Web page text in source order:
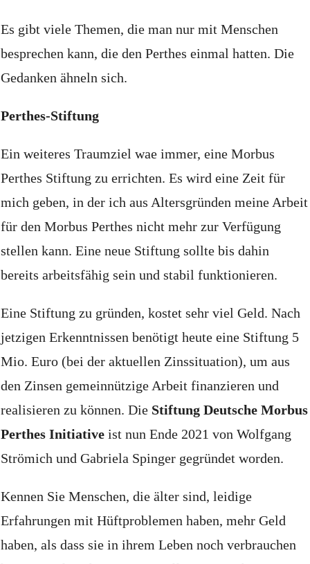
Es gibt viele Themen, die man nur mit Menschen
besprechen kann, die den Perthes einmal hatten. Die
Gedanken ähneln sich.
Perthes-Stiftung
Ein weiteres Traumziel wae immer, eine Morbus
Perthes Stiftung zu errichten. Es wird eine Zeit für
mich geben, in der ich aus Altersgründen meine Arbeit
für den Morbus Perthes nicht mehr zur Verfügung
stellen kann. Eine neue Stiftung sollte bis dahin
bereits arbeitsfähig sein und stabil funktionieren.
Eine Stiftung zu gründen, kostet sehr viel Geld. Nach
jetzigen Erkenntnissen benötigt heute eine Stiftung 5
Mio. Euro (bei der aktuellen Zinssituation), um aus
den Zinsen gemeinnützige Arbeit finanzieren und
realisieren zu können. Die Stiftung Deutsche Morbus
Perthes Initiative ist nun Ende 2021 von Wolfgang
Strömich und Gabriela Spinger gegründet worden.
Kennen Sie Menschen, die älter sind, leidige
Erfahrungen mit Hüftproblemen haben, mehr Geld
haben, als dass sie in ihrem Leben noch verbrauchen